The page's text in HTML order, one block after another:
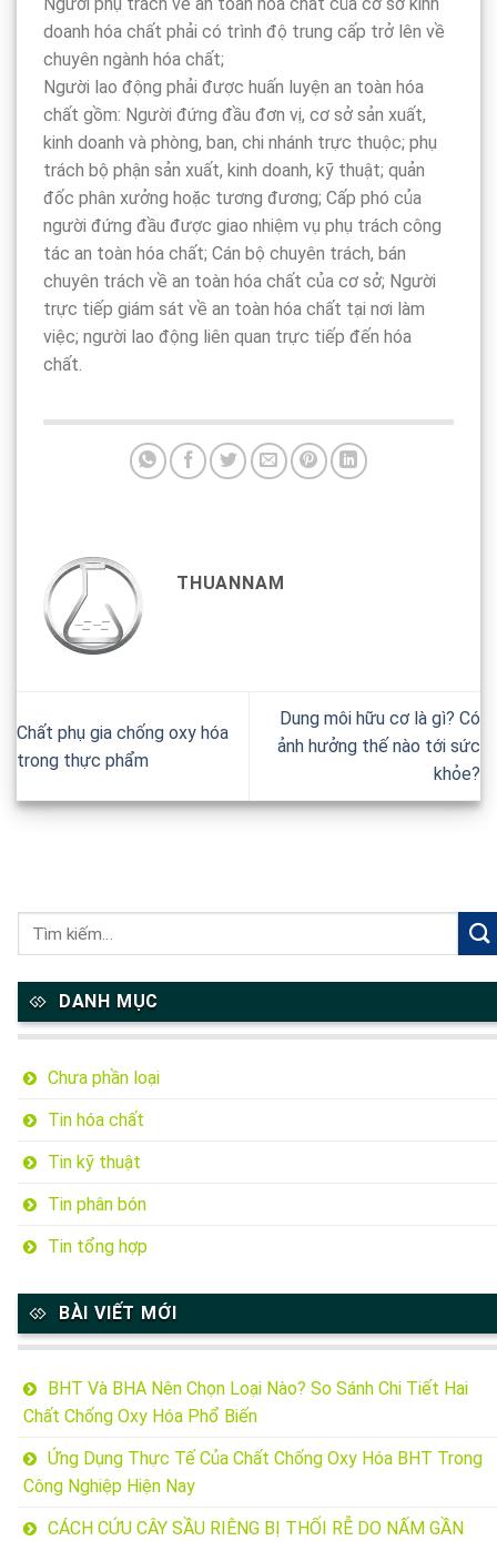
doanh hóa chất phải có trình độ trung cấp trở lên về
chuyên ngành hóa chất;
Người lao động phải được huấn luyện an toàn hóa
chất gồm: Người đứng đầu đơn vị, cơ sở sản xuất,
kinh doanh và phòng, ban, chi nhánh trực thuộc; phụ
trách bộ phận sản xuất, kinh doanh, kỹ thuật; quản
đốc phân xưởng hoặc tương đương; Cấp phó của
người đứng đầu được giao nhiệm vụ phụ trách công
tác an toàn hóa chất; Cán bộ chuyên trách, bán
chuyên trách về an toàn hóa chất của cơ sở; Người
trực tiếp giám sát về an toàn hóa chất tại nơi làm
việc; người lao động liên quan trực tiếp đến hóa
chất.
THUANNAM
Chất phụ gia chống oxy hóa
trong thực phẩm
Dung môi hữu cơ là gì? Có
ảnh hưởng thế nào tới sức
khỏe?
DANH MỤC
Chưa phần loại
Tin hóa chất
Tin kỹ thuật
Tin phân bón
Tin tổng hợp
BÀI VIẾT MỚI
BHT Và BHA Nên Chọn Loại Nào? So Sánh Chi Tiết Hai
Chất Chống Oxy Hóa Phổ Biến
Ứng Dụng Thực Tế Của Chất Chống Oxy Hóa BHT Trong
Công Nghiệp Hiện Nay
CÁCH CỨU CÂY SẦU RIÊNG BỊ THỐI RỄ DO NẤM GẦN